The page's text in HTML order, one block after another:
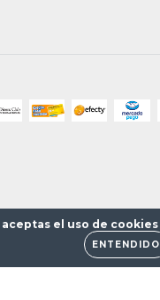
aceptas el uso de cookies
ENTENDIDO